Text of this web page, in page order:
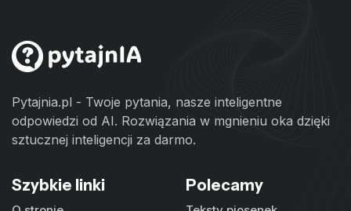
Pytajnia.pl - Twoje pytania, nasze inteligentne
odpowiedzi od AI. Rozwiązania w mgnieniu oka dzięki
sztucznej inteligencji za darmo.
Szybkie linki Polecamy